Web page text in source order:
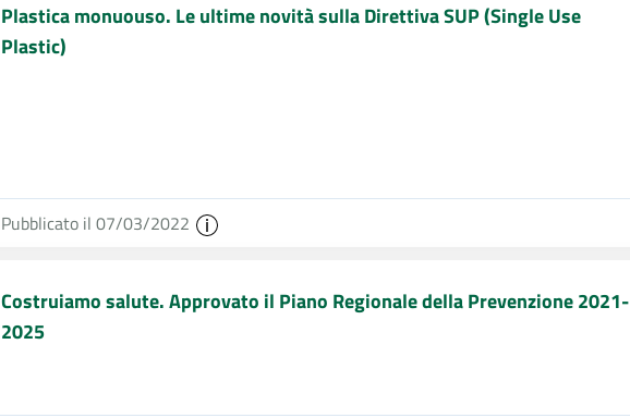
Plastica monuouso. Le ultime novità sulla Direttiva SUP (Single Use
Plastic)
Pubblicato il 07/03/2022
Costruiamo salute. Approvato il Piano Regionale della Prevenzione 2021-
2025